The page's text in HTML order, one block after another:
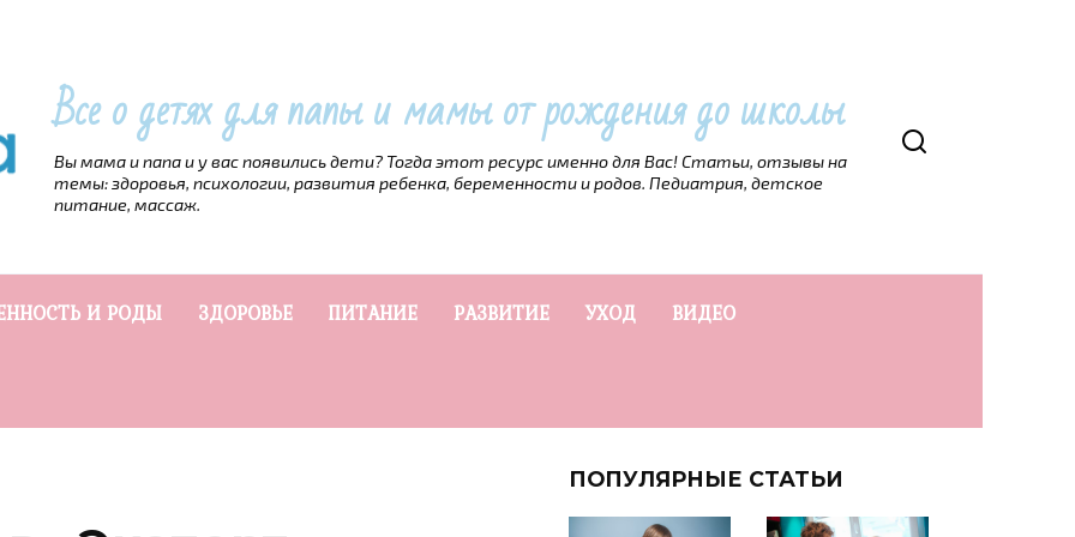
Все о детях для папы и мамы от рождения до школы
Вы мама и папа и у вас появились дети? Тогда этот ресурс именно для Вас! Статьи, отзывы на
темы: здоровья, психологии, развития ребенка, беременности и родов. Педиатрия, детское
питание, массаж.
И РОДЫ ЗДОРОВЬЕ ПИТАНИЕ РАЗВИТИЕ УХОД ВИДЕО
ПОПУЛЯРНЫЕ СТАТЬИ